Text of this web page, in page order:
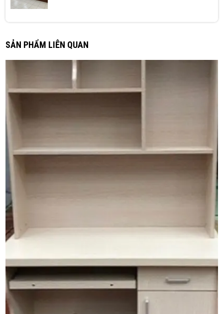
Xuân Phúc
QK (Đánh giá 2 tháng trước)
DP
Được bạn giới thiệu mua thử, ai ngờ tốt hơn tưởng.
SẢN PHẨM LIÊN QUAN